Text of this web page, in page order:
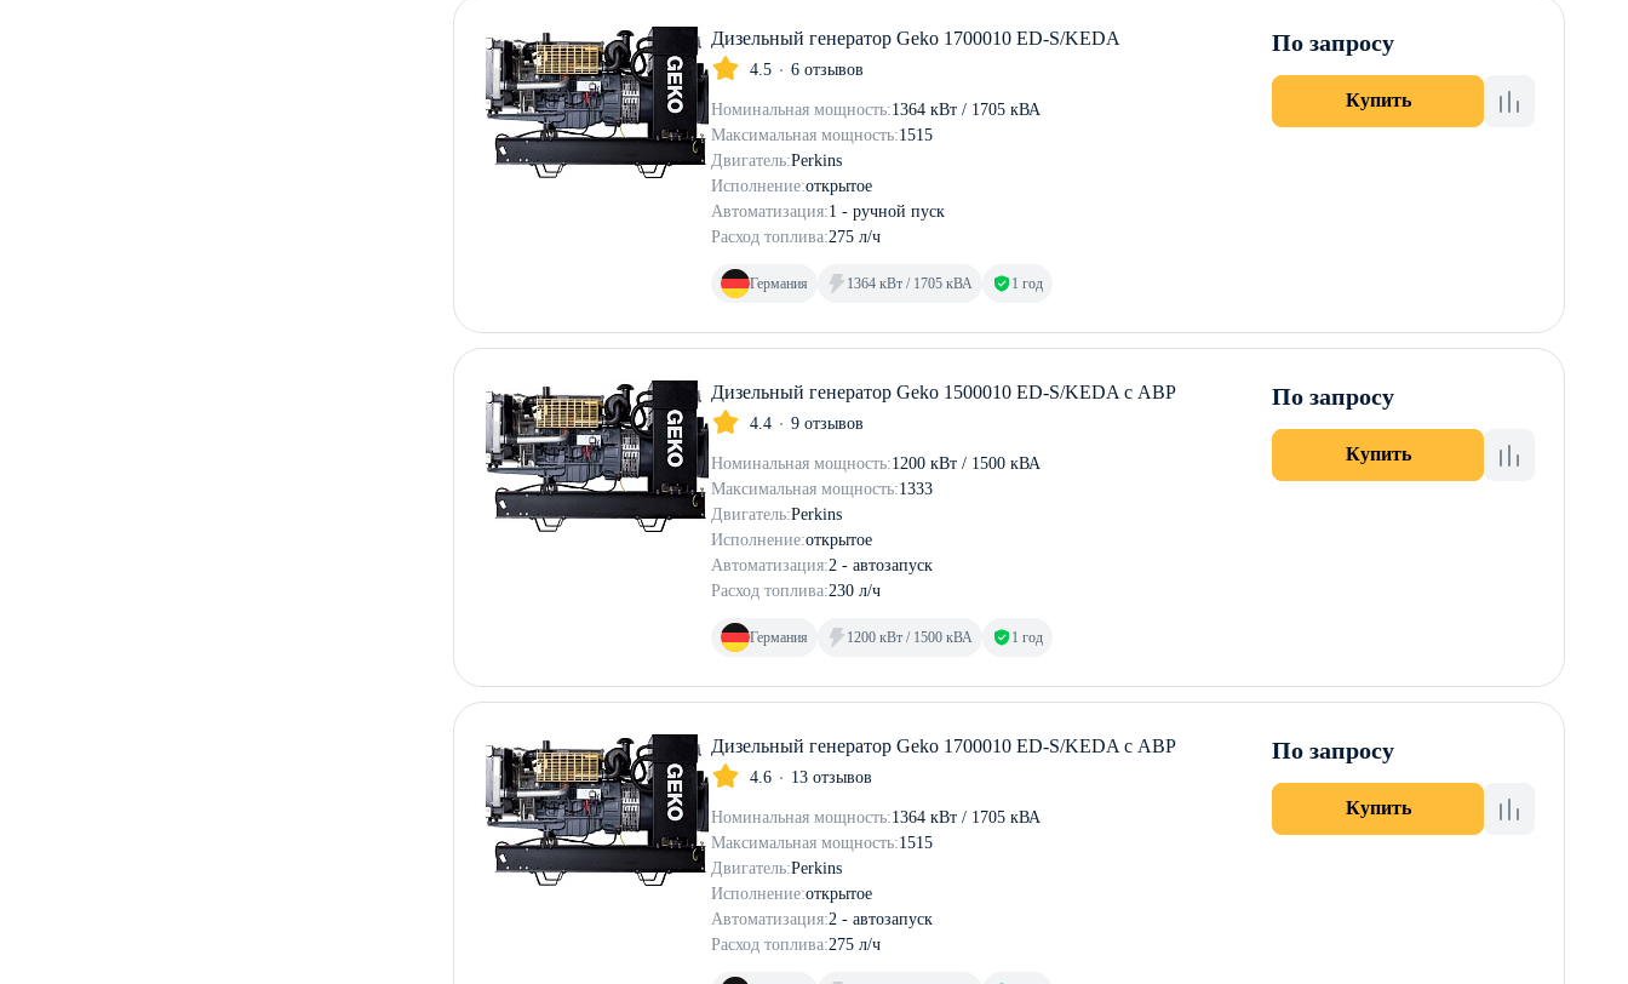
Дизельный генератор Geko 1700010 ED-S/KEDA
4.5 6 отзывов
Номинальная мощность:1364 кВт / 1705 кВА
Максимальная мощность:1515
Двигатель:Perkins
Исполнение:открытое
Автоматизация:1 - ручной пуск
Расход топлива:275 л/ч
Германия 1364 кВт / 1705 кВА 1 год
По запросу
Купить
Дизельный генератор Geko 1500010 ED-S/KEDA с АВР
4.4 9 отзывов
Номинальная мощность:1200 кВт / 1500 кВА
Максимальная мощность:1333
Двигатель:Perkins
Исполнение:открытое
Автоматизация:2 - автозапуск
Расход топлива:230 л/ч
Германия 1200 кВт / 1500 кВА 1 год
По запросу
Купить
Дизельный генератор Geko 1700010 ED-S/KEDA с АВР
4.6 13 отзывов
Номинальная мощность:1364 кВт / 1705 кВА
Максимальная мощность:1515
Двигатель:Perkins
Исполнение:открытое
Автоматизация:2 - автозапуск
Расход топлива:275 л/ч
По запросу
Купить